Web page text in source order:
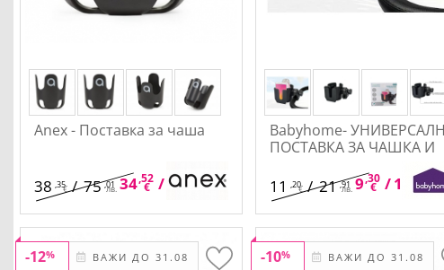
Anex - Поставка за чаша
38 ,35€/75 ,01
лв. 34,52
€ /67 ,51
лв.
Babyhome-
ПОСТАВКА ЗА ЧАШКА И
11 ,20€/21 ,91
лв. 9,30
€ /18 ,18
лв.
ВАЖИ ДО 31.08
-12% ВАЖИ ДО 31.08
-10%